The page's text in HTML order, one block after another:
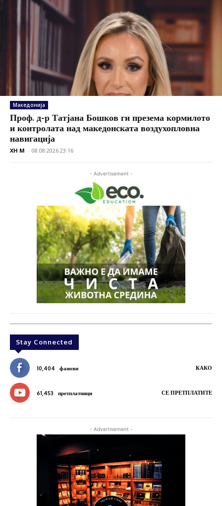
Македонија
Проф. д-р Татјана Бошков ги презема кормилото
и контролата над македонската воздухопловна
навигација
XH M - 08.08.2026 23:16
- Advertisement -
Stay Connected
10,404 фанови КАКО
61,453 претплатници СЕ ПРЕТПЛАТИТЕ
- Advertisement -